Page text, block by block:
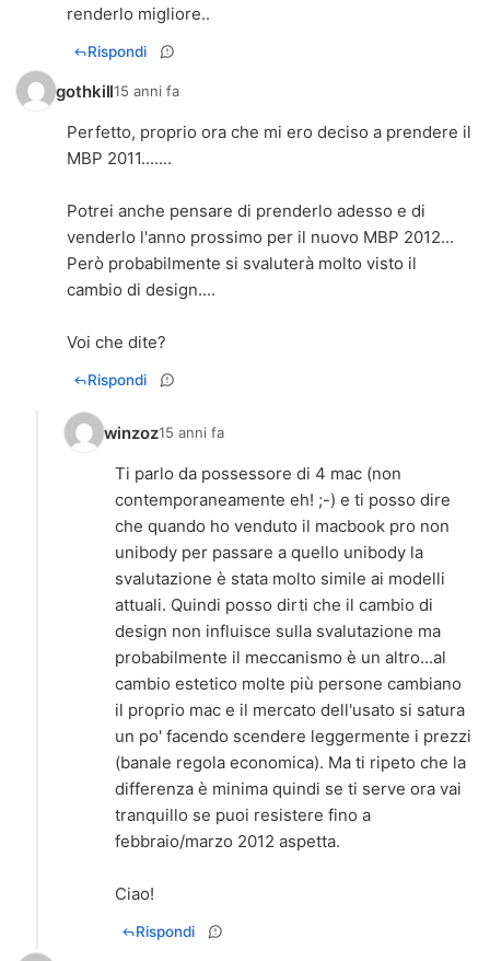
renderlo migliore..
Rispondi
gothkill15 anni fa
Perfetto, proprio ora che mi ero deciso a prendere il
MBP 2011.......
Potrei anche pensare di prenderlo adesso e di
venderlo l'anno prossimo per il nuovo MBP 2012...
Però probabilmente si svaluterà molto visto il
cambio di design....
Voi che dite?
Rispondi
winzoz15 anni fa
Ti parlo da possessore di 4 mac (non
contemporaneamente eh! ;-) e ti posso dire
che quando ho venduto il macbook pro non
unibody per passare a quello unibody la
svalutazione è stata molto simile ai modelli
attuali. Quindi posso dirti che il cambio di
design non influisce sulla svalutazione ma
probabilmente il meccanismo è un altro...al
cambio estetico molte più persone cambiano
il proprio mac e il mercato dell'usato si satura
un po' facendo scendere leggermente i prezzi
(banale regola economica). Ma ti ripeto che la
differenza è minima quindi se ti serve ora vai
tranquillo se puoi resistere fino a
febbraio/marzo 2012 aspetta.
Ciao!
Rispondi